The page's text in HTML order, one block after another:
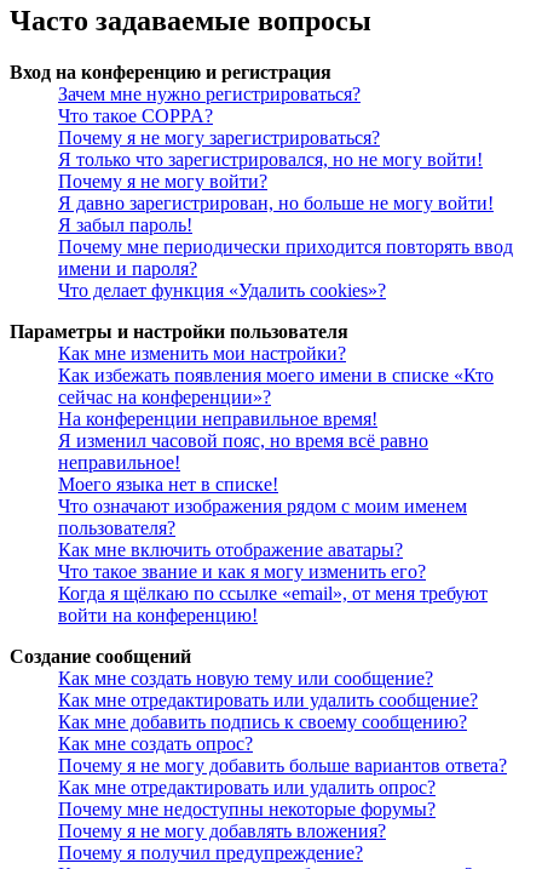
Часто задаваемые вопросы
Вход на конференцию и регистрация
Зачем мне нужно регистрироваться?
Что такое COPPA?
Почему я не могу зарегистрироваться?
Я только что зарегистрировался, но не могу войти!
Почему я не могу войти?
Я давно зарегистрирован, но больше не могу войти!
Я забыл пароль!
Почему мне периодически приходится повторять ввод
имени и пароля?
Что делает функция «Удалить cookies»?
Параметры и настройки пользователя
Как мне изменить мои настройки?
Как избежать появления моего имени в списке «Кто
сейчас на конференции»?
На конференции неправильное время!
Я изменил часовой пояс, но время всё равно
неправильное!
Моего языка нет в списке!
Что означают изображения рядом с моим именем
пользователя?
Как мне включить отображение аватары?
Что такое звание и как я могу изменить его?
Когда я щёлкаю по ссылке «email», от меня требуют
войти на конференцию!
Создание сообщений
Как мне создать новую тему или сообщение?
Как мне отредактировать или удалить сообщение?
Как мне добавить подпись к своему сообщению?
Как мне создать опрос?
Почему я не могу добавить больше вариантов ответа?
Как мне отредактировать или удалить опрос?
Почему мне недоступны некоторые форумы?
Почему я не могу добавлять вложения?
Почему я получил предупреждение?